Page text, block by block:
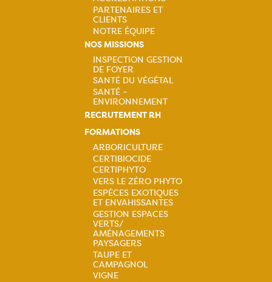
PARTENAIRES ET
CLIENTS
NOTRE ÉQUIPE
NOS MISSIONS
Navigation
principale
INSPECTION GESTION
DE FOYER
SANTÉ DU VÉGÉTAL
SANTÉ –
ENVIRONNEMENT
RECRUTEMENT RH
FORMATIONS
Navigation
principale
ARBORICULTURE
CERTIBIOCIDE
CERTIPHYTO
VERS LE ZÉRO PHYTO
ESPÈCES EXOTIQUES
ET ENVAHISSANTES
GESTION ESPACES
VERTS/
AMÉNAGEMENTS
PAYSAGERS
TAUPE ET
CAMPAGNOL
VIGNE